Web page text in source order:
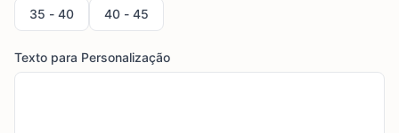
35 - 40 40 - 45
Texto para Personalização